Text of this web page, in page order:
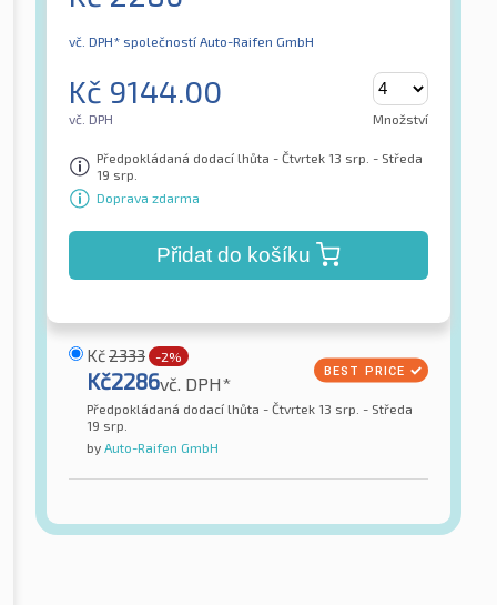
vč. DPH* společností Auto-Raifen GmbH
Kč 9144.00
vč. DPH Množství
Předpokládaná dodací lhůta - Čtvrtek 13 srp. - Středa
19 srp.
Doprava zdarma
Přidat do košíku
Kč2333 -2%
Kč2286vč. DPH*
Předpokládaná dodací lhůta - Čtvrtek 13 srp. - Středa
19 srp.
by Auto-Raifen GmbH